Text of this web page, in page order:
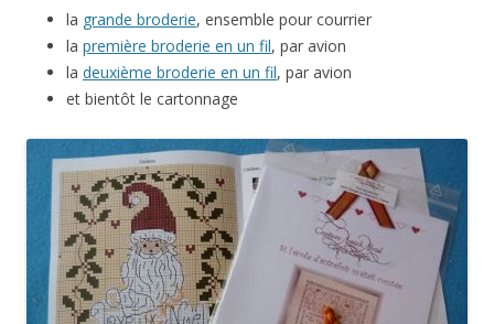
la grande broderie, ensemble pour courrier
la première broderie en un fil, par avion
la deuxième broderie en un fil, par avion
et bientôt le cartonnage